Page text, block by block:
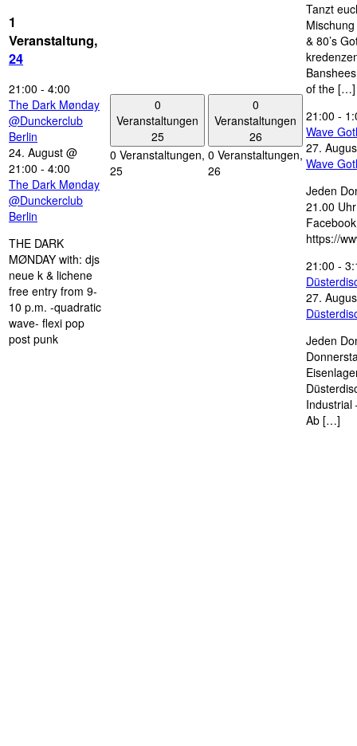
1
Veranstaltung,
24
21:00 - 4:00
The Dark Mønday
@Dunckerclub
Berlin
24. August @
21:00 - 4:00
The Dark Mønday
@Dunckerclub
Berlin
THE DARK
MØNDAY with: djs
neue k & lichene
free entry from 9-
10 p.m. -quadratic
wave- flexi pop
post punk
0
Veranstaltungen
25
0 Veranstaltungen,
25
0
Veranstaltungen
26
0 Veranstaltungen,
26
Tanzt
& 80’s
of the […]
21:00 -
Wave
27.
Wave
Jeden
21.00
https://
21:00 -
27.
Jeden
Industrial
Ab […]